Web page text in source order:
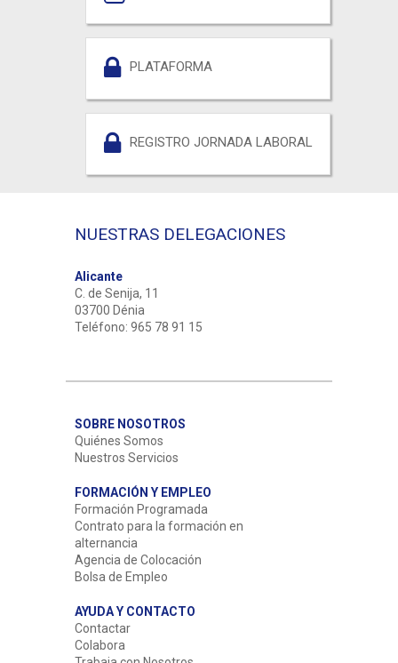
PLATAFORMA
REGISTRO JORNADA LABORAL
NUESTRAS DELEGACIONES
Alicante
C. de Senija, 11
03700 Dénia
Teléfono: 965 78 91 15
SOBRE NOSOTROS
Quiénes Somos
Nuestros Servicios
FORMACIÓN Y EMPLEO
Formación Programada
Contrato para la formación en
alternancia
Agencia de Colocación
Bolsa de Empleo
AYUDA Y CONTACTO
Contactar
Colabora